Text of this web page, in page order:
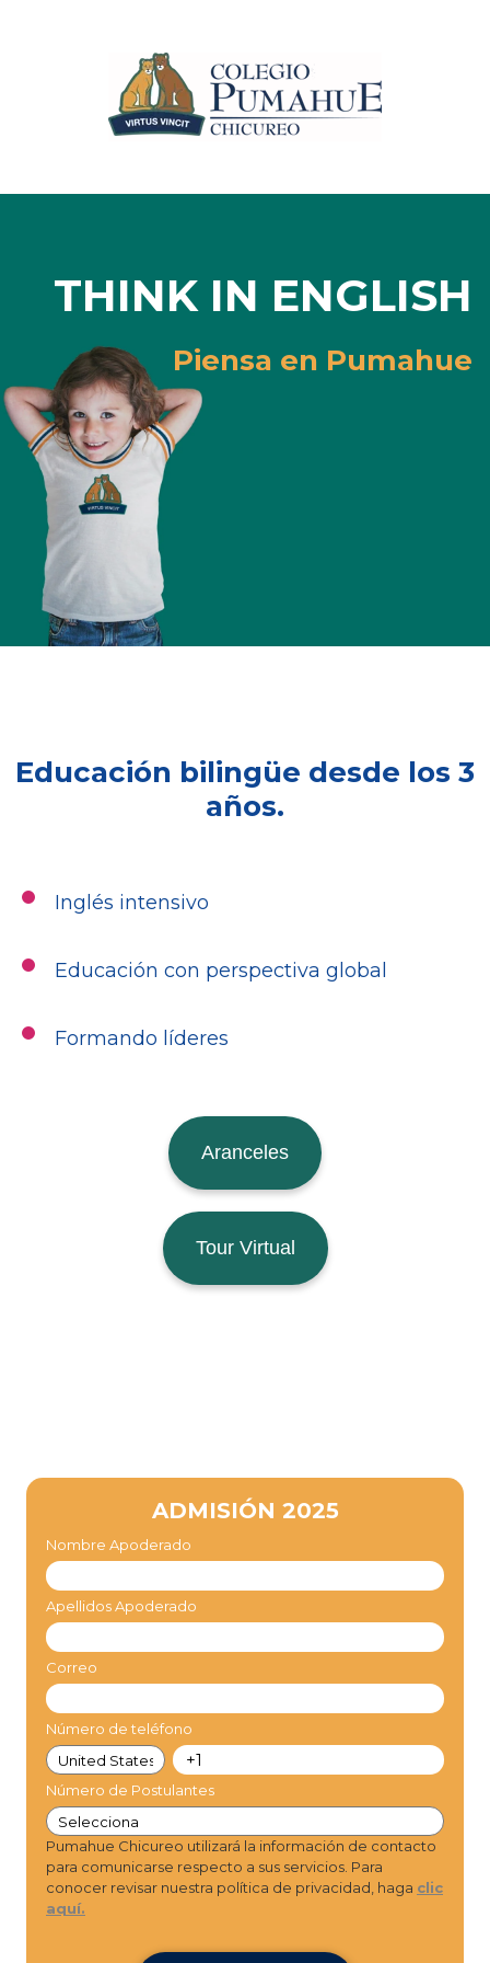
THINK IN ENGLISH
Piensa en Pumahue
Educación bilingüe desde los 3
años.
Inglés intensivo
Educación con perspectiva global
Formando líderes
Aranceles
Tour Virtual
ADMISIÓN 2025
Nombre Apoderado
Apellidos Apoderado
Correo
Número de teléfono
Número de Postulantes
Pumahue Chicureo utilizará la información de contacto
para comunicarse respecto a sus servicios. Para
conocer revisar nuestra política de privacidad, haga clic
aquí.